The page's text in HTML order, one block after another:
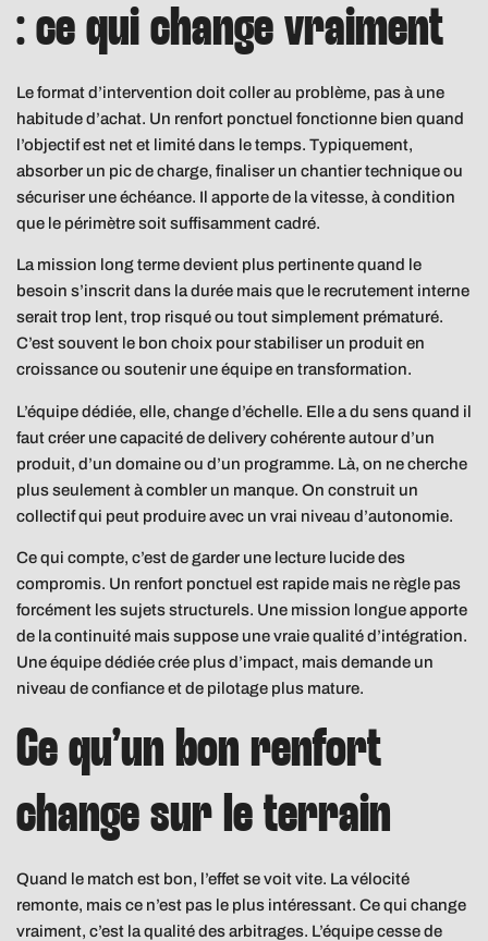
: ce qui change vraiment
Le format d’intervention doit coller au problème, pas à une
habitude d’achat. Un renfort ponctuel fonctionne bien quand
l’objectif est net et limité dans le temps. Typiquement,
absorber un pic de charge, finaliser un chantier technique ou
sécuriser une échéance. Il apporte de la vitesse, à condition
que le périmètre soit suffisamment cadré.
La mission long terme devient plus pertinente quand le
besoin s’inscrit dans la durée mais que le recrutement interne
serait trop lent, trop risqué ou tout simplement prématuré.
C’est souvent le bon choix pour stabiliser un produit en
croissance ou soutenir une équipe en transformation.
L’équipe dédiée, elle, change d’échelle. Elle a du sens quand il
faut créer une capacité de delivery cohérente autour d’un
produit, d’un domaine ou d’un programme. Là, on ne cherche
plus seulement à combler un manque. On construit un
collectif qui peut produire avec un vrai niveau d’autonomie.
Ce qui compte, c’est de garder une lecture lucide des
compromis. Un renfort ponctuel est rapide mais ne règle pas
forcément les sujets structurels. Une mission longue apporte
de la continuité mais suppose une vraie qualité d’intégration.
Une équipe dédiée crée plus d’impact, mais demande un
niveau de confiance et de pilotage plus mature.
Ce qu’un bon renfort
change sur le terrain
Quand le match est bon, l’effet se voit vite. La vélocité
remonte, mais ce n’est pas le plus intéressant. Ce qui change
vraiment, c’est la qualité des arbitrages. L’équipe cesse de